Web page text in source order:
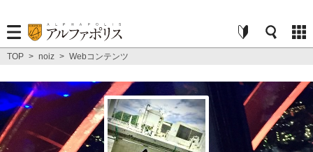
TOP > noiz > Webコンテンツ